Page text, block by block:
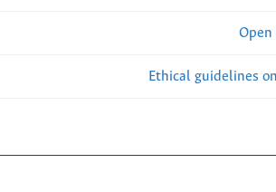
Open
Ethical guidelines